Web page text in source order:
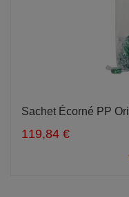
Sachet Écorné PP
119,84 €